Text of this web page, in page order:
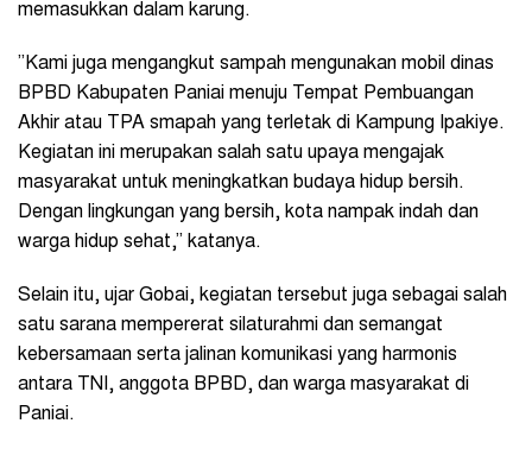
memasukkan dalam karung.
”Kami juga mengangkut sampah mengunakan mobil dinas
BPBD Kabupaten Paniai menuju Tempat Pembuangan
Akhir atau TPA smapah yang terletak di Kampung Ipakiye.
Kegiatan ini merupakan salah satu upaya mengajak
masyarakat untuk meningkatkan budaya hidup bersih.
Dengan lingkungan yang bersih, kota nampak indah dan
warga hidup sehat,” katanya.
Selain itu, ujar Gobai, kegiatan tersebut juga sebagai salah
satu sarana mempererat silaturahmi dan semangat
kebersamaan serta jalinan komunikasi yang harmonis
antara TNI, anggota BPBD, dan warga masyarakat di
Paniai.